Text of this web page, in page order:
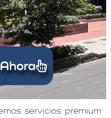
servicios premium